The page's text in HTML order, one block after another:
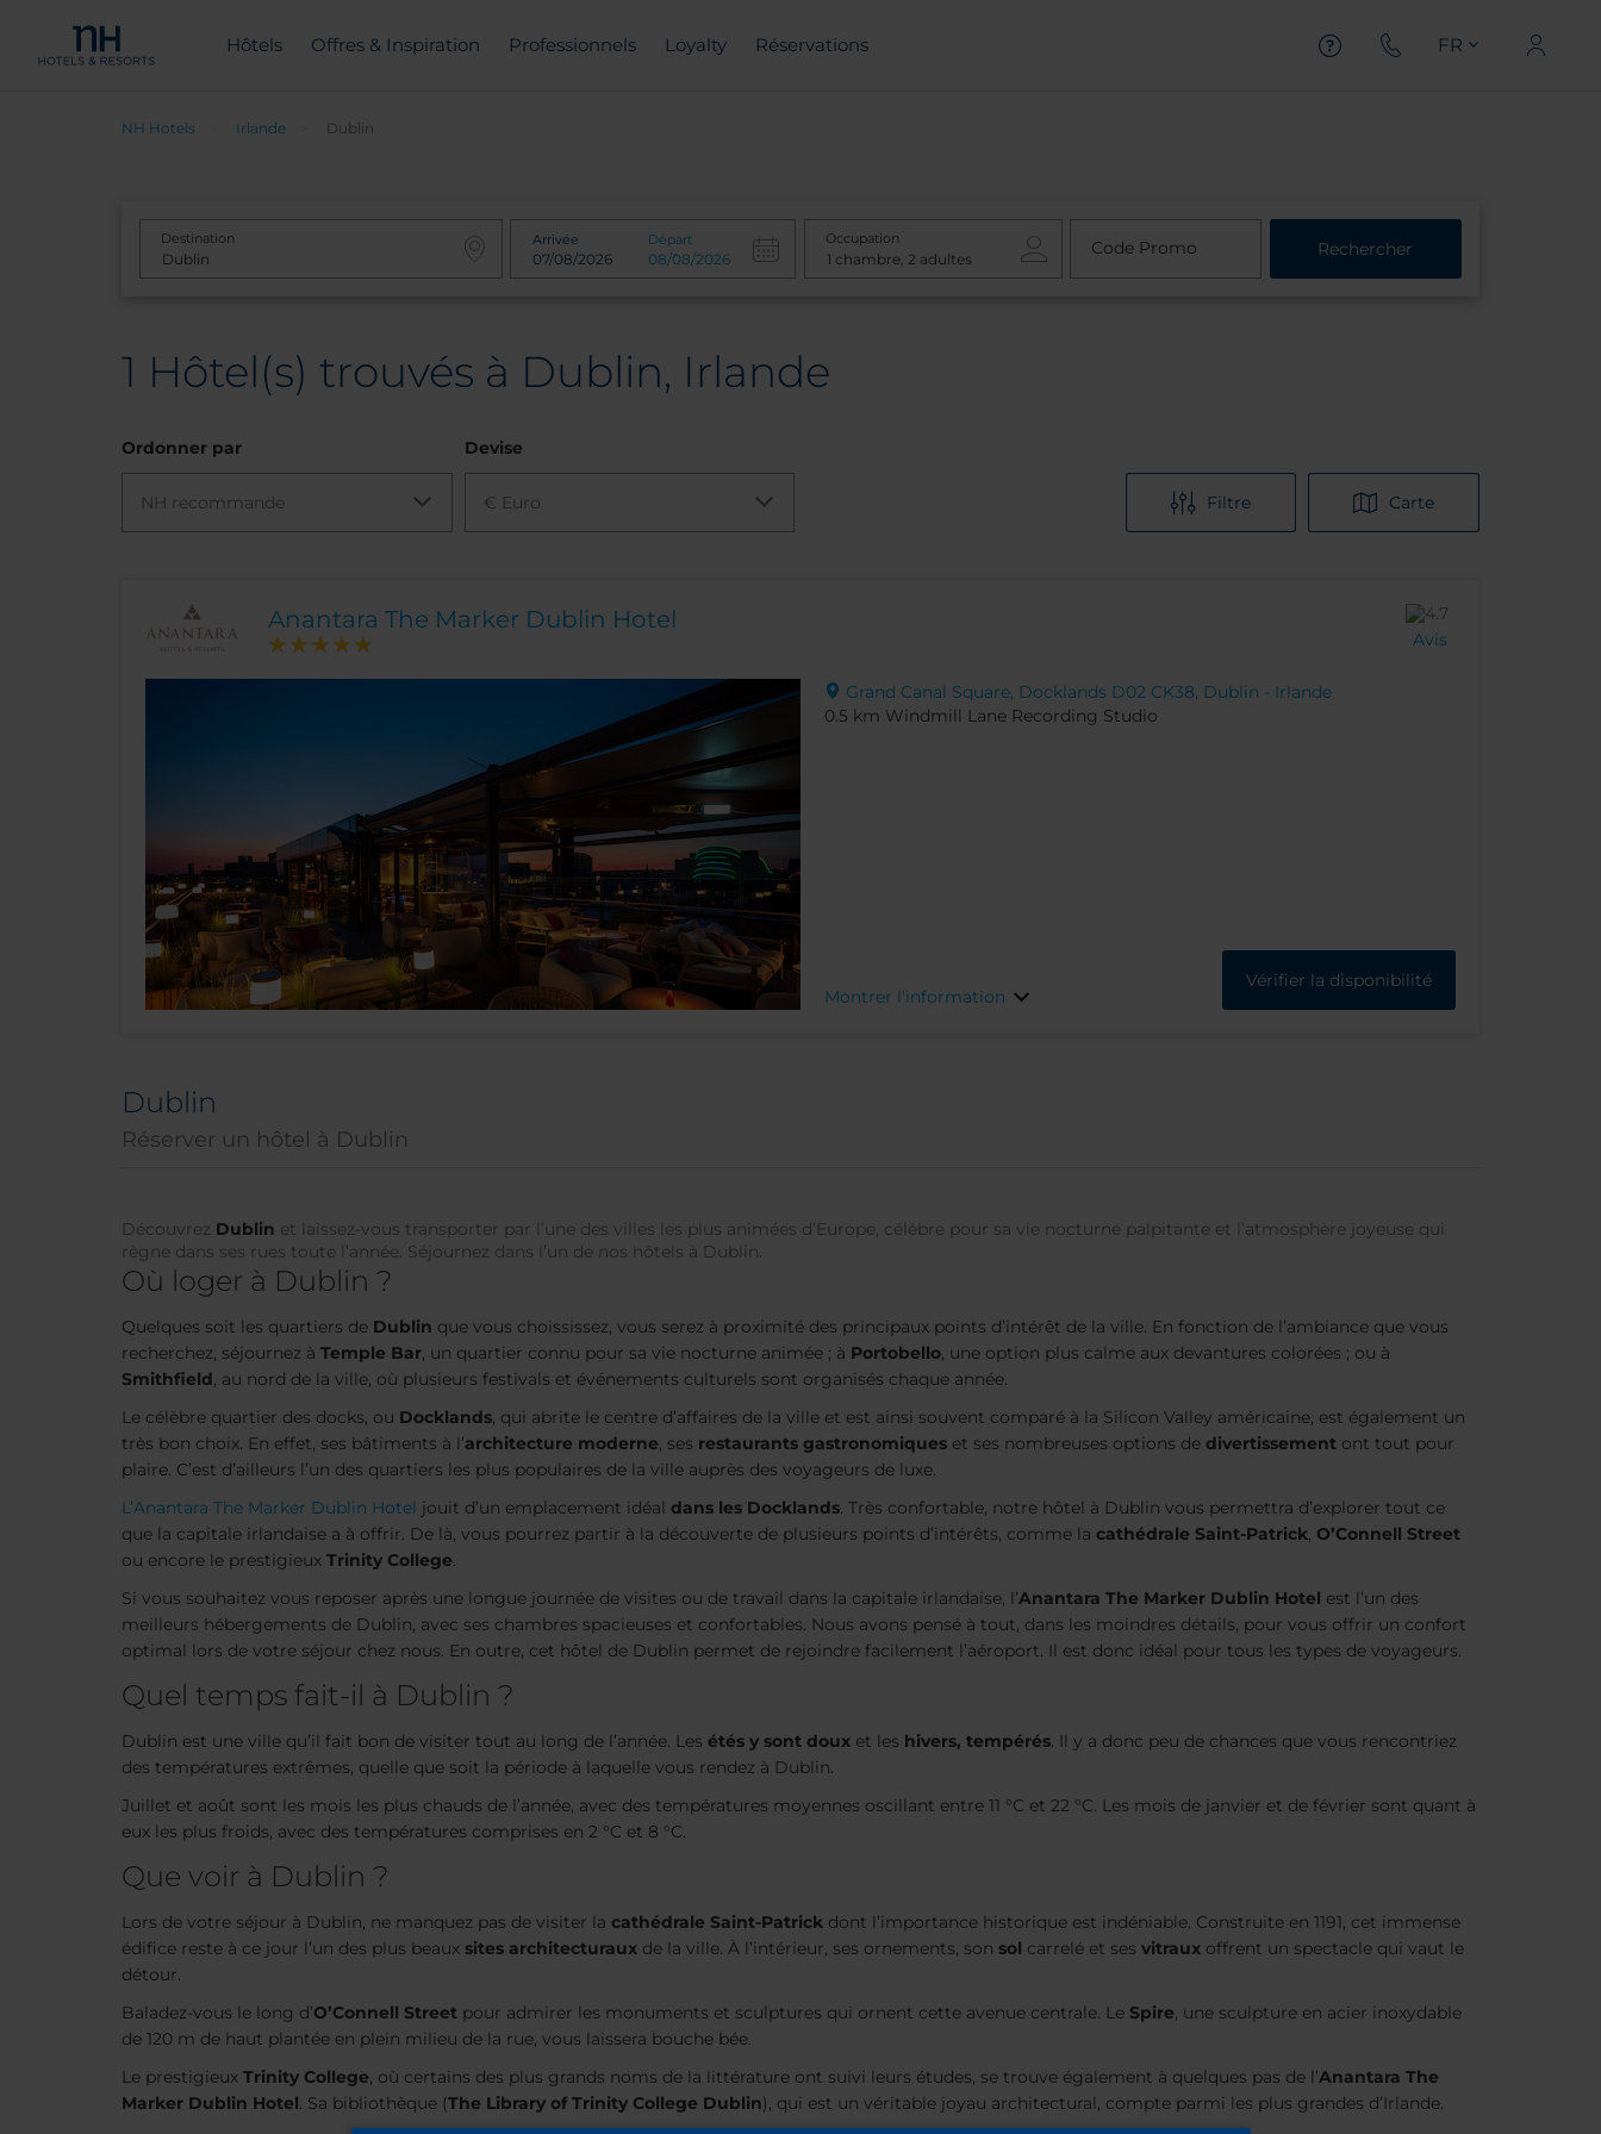
Hôtels Offres & Inspiration Professionnels Loyalty Réservations FR
NH Hotels Irlande Dublin
Destination Arrivée Départ Occupation Code Promo Rechercher
1 Hôtel(s) trouvés à Dublin, Irlande
Ordonner par
NH recommande
Devise
€ Euro Filtre Carte
Anantara The Marker Dublin Hotel
Grand Canal Square, Docklands D02 CK38, Dublin - Irlande
0.5 km Windmill Lane Recording Studio
Avis
Montrer l'information
Vérifier la disponibilité
Dublin
Réserver un hôtel à Dublin
Découvrez Dublin et laissez-vous transporter par l’une des villes les plus animées d’Europe, célèbre pour sa vie nocturne palpitante et l’atmosphère joyeuse qui
règne dans ses rues toute l’année. Séjournez dans l’un de nos hôtels à Dublin.
Où loger à Dublin ?
Quelques soit les quartiers de Dublin que vous choississez, vous serez à proximité des principaux points d’intérêt de la ville. En fonction de l’ambiance que vous
recherchez, séjournez à Temple Bar, un quartier connu pour sa vie nocturne animée ; à Portobello, une option plus calme aux devantures colorées ; ou à
Smithfield, au nord de la ville, où plusieurs festivals et événements culturels sont organisés chaque année.
Le célèbre quartier des docks, ou Docklands, qui abrite le centre d’affaires de la ville et est ainsi souvent comparé à la Silicon Valley américaine, est également un
très bon choix. En effet, ses bâtiments à l’architecture moderne, ses restaurants gastronomiques et ses nombreuses options de divertissement ont tout pour
plaire. C’est d’ailleurs l’un des quartiers les plus populaires de la ville auprès des voyageurs de luxe.
L’Anantara The Marker Dublin Hotel jouit d’un emplacement idéal dans les Docklands. Très confortable, notre hôtel à Dublin vous permettra d’explorer tout ce
que la capitale irlandaise a à offrir. De là, vous pourrez partir à la découverte de plusieurs points d’intérêts, comme la cathédrale Saint-Patrick, O’Connell Street
ou encore le prestigieux Trinity College.
Si vous souhaitez vous reposer après une longue journée de visites ou de travail dans la capitale irlandaise, l’Anantara The Marker Dublin Hotel est l’un des
meilleurs hébergements de Dublin, avec ses chambres spacieuses et confortables. Nous avons pensé à tout, dans les moindres détails, pour vous offrir un confort
optimal lors de votre séjour chez nous. En outre, cet hôtel de Dublin permet de rejoindre facilement l’aéroport. Il est donc idéal pour tous les types de voyageurs.
Quel temps fait-il à Dublin ?
Dublin est une ville qu’il fait bon de visiter tout au long de l’année. Les étés y sont doux et les hivers, tempérés. Il y a donc peu de chances que vous rencontriez
des températures extrêmes, quelle que soit la période à laquelle vous rendez à Dublin.
Juillet et août sont les mois les plus chauds de l’année, avec des températures moyennes oscillant entre 11 °C et 22 °C. Les mois de janvier et de février sont quant à
eux les plus froids, avec des températures comprises en 2 °C et 8 °C.
Que voir à Dublin ?
Lors de votre séjour à Dublin, ne manquez pas de visiter la cathédrale Saint-Patrick dont l’importance historique est indéniable. Construite en 1191, cet immense
édifice reste à ce jour l’un des plus beaux sites architecturaux de la ville. À l’intérieur, ses ornements, son sol carrelé et ses vitraux offrent un spectacle qui vaut le
détour.
Baladez-vous le long d’O’Connell Street pour admirer les monuments et sculptures qui ornent cette avenue centrale. Le Spire, une sculpture en acier inoxydable
de 120 m de haut plantée en plein milieu de la rue, vous laissera bouche bée.
Le prestigieux Trinity College, où certains des plus grands noms de la littérature ont suivi leurs études, se trouve également à quelques pas de l’Anantara The
Marker Dublin Hotel. Sa bibliothèque (The Library of Trinity College Dublin), qui est un véritable joyau architectural, compte parmi les plus grandes d’Irlande.